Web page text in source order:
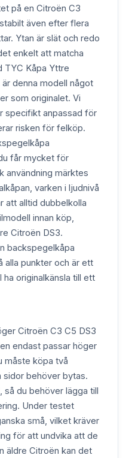
på en Citroën C3
även efter flera
Ytan är slät och redo
enkelt att matcha
TYC Kåpa Yttre
denna modell något
som originalet. Vi
specifikt anpassad för
risken för felköp.
får mycket för
användning märktes
varken i ljudnivå
att alltid dubbelkolla
innan köp,
Citroën DS3.
backspegelkåpa
alla punkter och är ett
originalkänsla till ett
Citroën C3 C5 DS3
endast passar höger
måste köpa två
sidor behöver bytas.
så du behöver lägga till
Under testet
små, vilket kräver
för att undvika att de
äldre Citroën kan det